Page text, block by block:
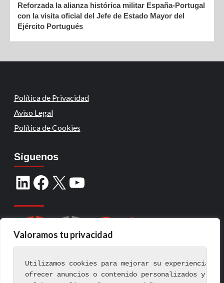
Valoramos tu privacidad
Utilizamos cookies para mejorar su experiencia
ofrecer anuncios o contenido personalizados y
Reforzada la alianza histórica militar España-Portugal
con la visita oficial del Jefe de Estado Mayor del
Ejército Portugués
Política de Privacidad
Aviso Legal
Política de Cookies
Síguenos